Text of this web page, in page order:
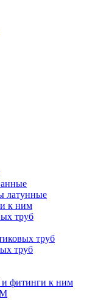
латунные
к ним
труб
труб
труб
и фитинги к ним